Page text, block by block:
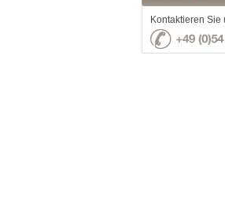
Kontaktieren Sie